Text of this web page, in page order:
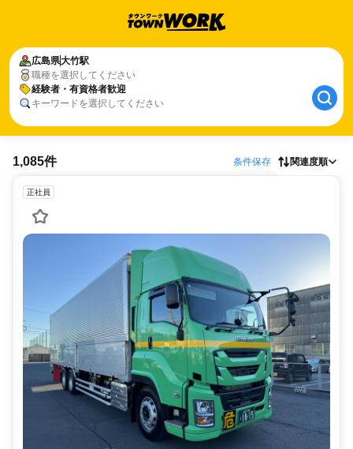
広島県大竹駅
職種を選択してください
経験者・有資格者歓迎
キーワードを選択してください
1,085件 条件保存 関連度順
正社員